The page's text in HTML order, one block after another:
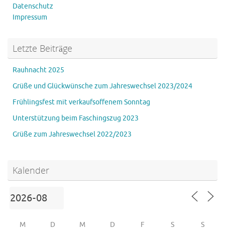
Datenschutz
Impressum
Letzte Beiträge
Rauhnacht 2025
Grüße und Glückwünsche zum Jahreswechsel 2023/2024
Frühlingsfest mit verkaufsoffenem Sonntag
Unterstützung beim Faschingszug 2023
Grüße zum Jahreswechsel 2022/2023
Kalender
M D M D F S S